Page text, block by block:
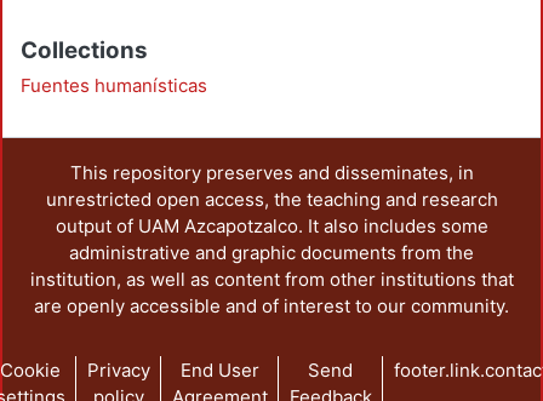
Collections
Fuentes humanísticas
This repository preserves and disseminates, in
unrestricted open access, the teaching and research
output of UAM Azcapotzalco. It also includes some
administrative and graphic documents from the
institution, as well as content from other institutions that
are openly accessible and of interest to our community.
Cookie
Privacy
End User
Send